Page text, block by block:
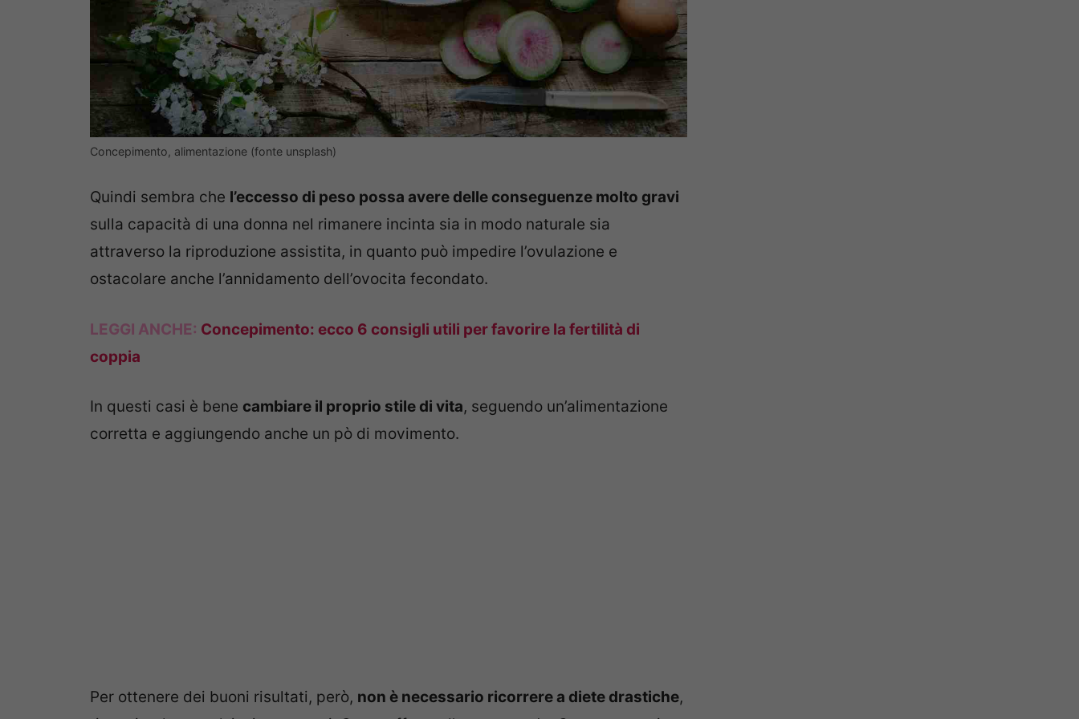
Concepimento, alimentazione (fonte unsplash)
Quindi sembra che l’eccesso di peso possa avere delle conseguenze molto gravi
sulla capacità di una donna nel rimanere incinta sia in modo naturale sia
attraverso la riproduzione assistita, in quanto può impedire l’ovulazione e
ostacolare anche l’annidamento dell’ovocita fecondato.
LEGGI ANCHE: Concepimento: ecco 6 consigli utili per favorire la fertilità di
coppia
In questi casi è bene cambiare il proprio stile di vita, seguendo un’alimentazione
corretta e aggiungendo anche un pò di movimento.
Per ottenere dei buoni risultati, però, non è necessario ricorrere a diete drastiche,